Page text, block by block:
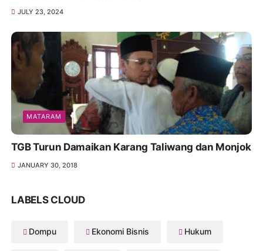
JULY 23, 2024
MATARAM
TGB Turun Damaikan Karang Taliwang dan Monjok
JANUARY 30, 2018
LABELS CLOUD
Dompu Ekonomi Bisnis Hukum